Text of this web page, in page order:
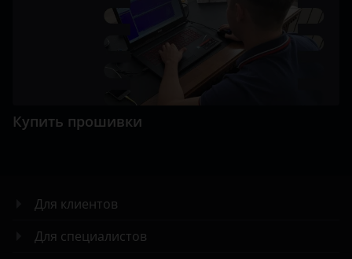
Купить прошивки
Для клиентов
Для специалистов